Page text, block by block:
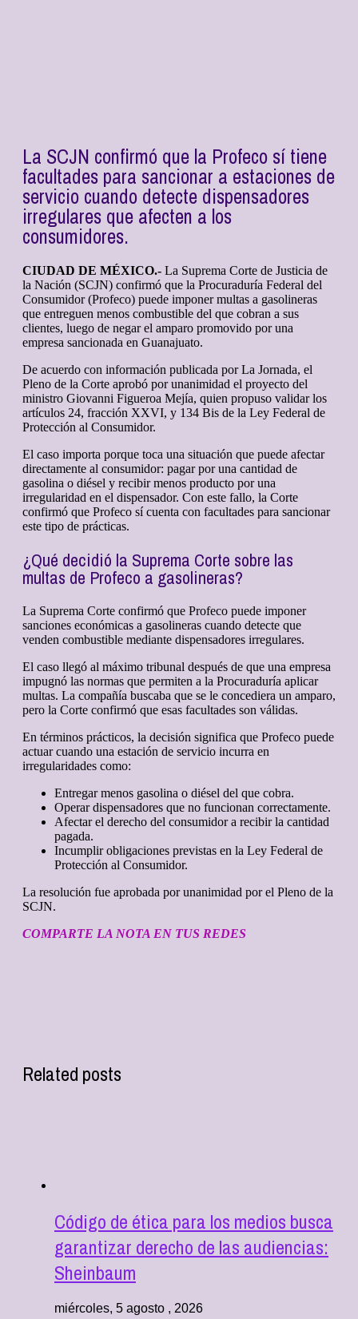
La SCJN confirmó que la Profeco sí tiene
facultades para sancionar a estaciones de
servicio cuando detecte dispensadores
irregulares que afecten a los
consumidores.
CIUDAD DE MÉXICO.- La Suprema Corte de Justicia de
la Nación (SCJN) confirmó que la Procuraduría Federal del
Consumidor (Profeco) puede imponer multas a gasolineras
que entreguen menos combustible del que cobran a sus
clientes, luego de negar el amparo promovido por una
empresa sancionada en Guanajuato.
De acuerdo con información publicada por La Jornada, el
Pleno de la Corte aprobó por unanimidad el proyecto del
ministro Giovanni Figueroa Mejía, quien propuso validar los
artículos 24, fracción XXVI, y 134 Bis de la Ley Federal de
Protección al Consumidor.
El caso importa porque toca una situación que puede afectar
directamente al consumidor: pagar por una cantidad de
gasolina o diésel y recibir menos producto por una
irregularidad en el dispensador. Con este fallo, la Corte
confirmó que Profeco sí cuenta con facultades para sancionar
este tipo de prácticas.
¿Qué decidió la Suprema Corte sobre las
multas de Profeco a gasolineras?
La Suprema Corte confirmó que Profeco puede imponer
sanciones económicas a gasolineras cuando detecte que
venden combustible mediante dispensadores irregulares.
El caso llegó al máximo tribunal después de que una empresa
impugnó las normas que permiten a la Procuraduría aplicar
multas. La compañía buscaba que se le concediera un amparo,
pero la Corte confirmó que esas facultades son válidas.
En términos prácticos, la decisión significa que Profeco puede
actuar cuando una estación de servicio incurra en
irregularidades como:
Entregar menos gasolina o diésel del que cobra.
Operar dispensadores que no funcionan correctamente.
Afectar el derecho del consumidor a recibir la cantidad
pagada.
Incumplir obligaciones previstas en la Ley Federal de
Protección al Consumidor.
La resolución fue aprobada por unanimidad por el Pleno de la
SCJN.
COMPARTE LA NOTA EN TUS REDES
Related posts
Código de ética para los medios busca
garantizar derecho de las audiencias:
Sheinbaum
miércoles, 5 agosto , 2026